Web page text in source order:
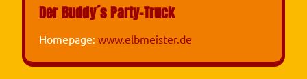
Der Buddy´s Party-Truck
Homepage: www.elbmeister.de